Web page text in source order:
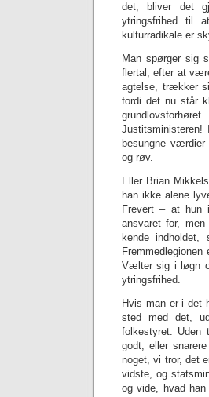
det, bliver det
ytringsfrihed til
kulturradikale er
Man spørger sig
flertal, efter at
agtelse, trækker
fordi det nu står
besungne
og røv.
Eller Brian
han ikke alene
Frevert – at hun
ansvaret for,
kende
Vælter sig i løgn
ytringsfrihed.
Hvis man er i det
sted med det,
folkestyret.
godt, eller
noget, vi tror, det
vidste, og
og vide, hvad